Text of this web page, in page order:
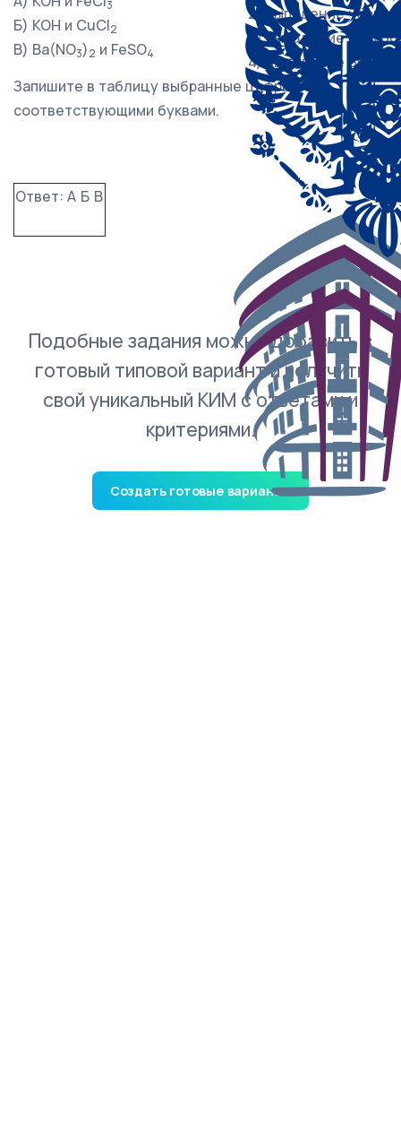
3
Б) KOH и CuCl2
В) Ba(NO3)2 и FeSO4
2) выпадение
3) выпадение
4) выпадение бурого
Запишите в таблицу выбранные цифры под
соответствующими буквами.
Ответ: А Б В
Подобные задания можно добавить в
готовый типовой вариант и получить
свой уникальный КИМ с ответами и
критериями.
Создать готовые варианты